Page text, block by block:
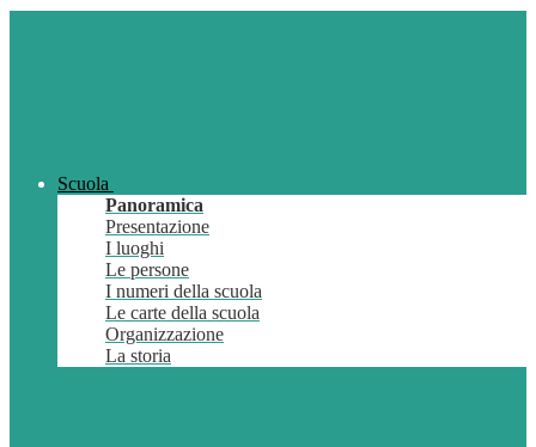
Scuola
Panoramica
Presentazione
I luoghi
Le persone
I numeri della scuola
Le carte della scuola
Organizzazione
La storia